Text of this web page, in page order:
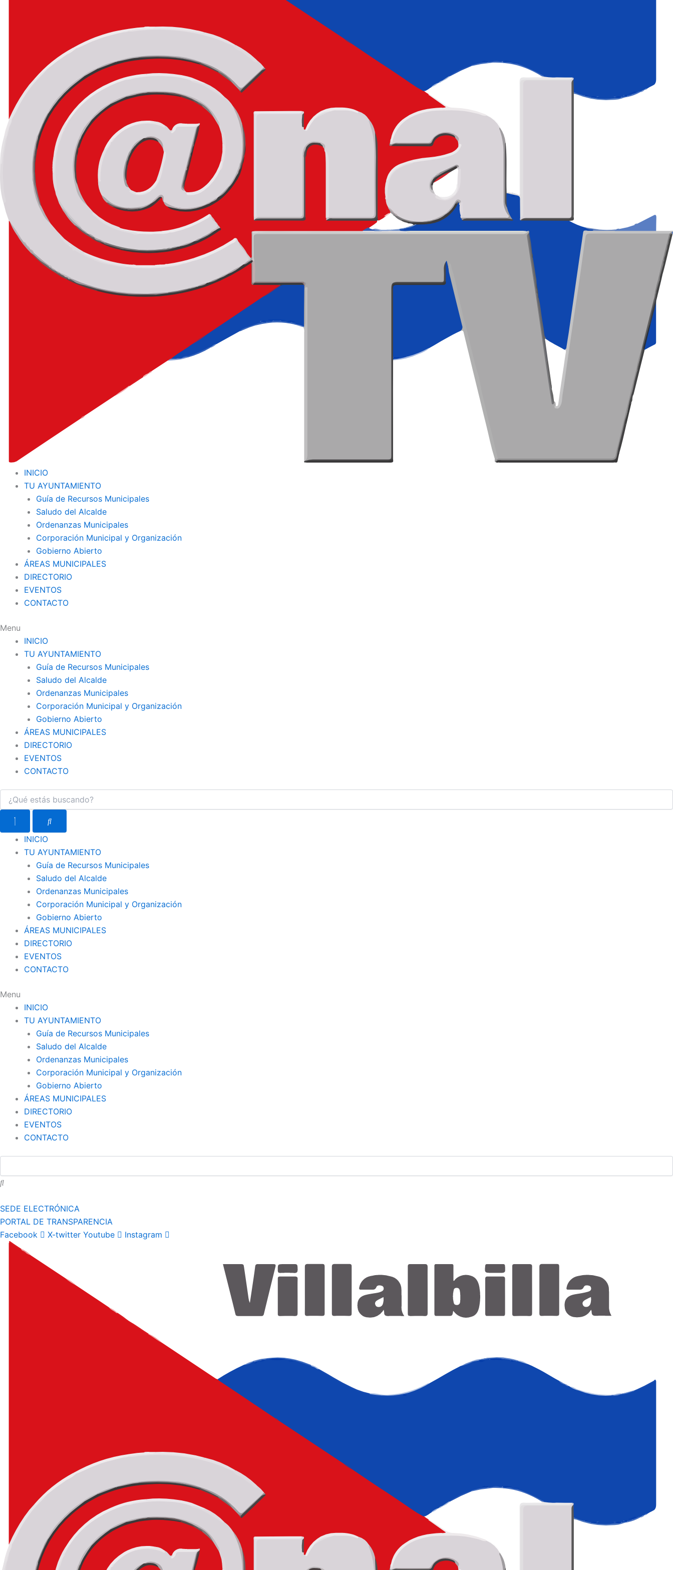
INICIO
TU AYUNTAMIENTO
Guía de Recursos Municipales
Saludo del Alcalde
Ordenanzas Municipales
Corporación Municipal y Organización
Gobierno Abierto
ÁREAS MUNICIPALES
DIRECTORIO
EVENTOS
CONTACTO
Menu
INICIO
TU AYUNTAMIENTO
Guía de Recursos Municipales
Saludo del Alcalde
Ordenanzas Municipales
Corporación Municipal y Organización
Gobierno Abierto
ÁREAS MUNICIPALES
DIRECTORIO
EVENTOS
CONTACTO
INICIO
TU AYUNTAMIENTO
Guía de Recursos Municipales
Saludo del Alcalde
Ordenanzas Municipales
Corporación Municipal y Organización
Gobierno Abierto
ÁREAS MUNICIPALES
DIRECTORIO
EVENTOS
CONTACTO
Menu
INICIO
TU AYUNTAMIENTO
Guía de Recursos Municipales
Saludo del Alcalde
Ordenanzas Municipales
Corporación Municipal y Organización
Gobierno Abierto
ÁREAS MUNICIPALES
DIRECTORIO
EVENTOS
CONTACTO
SEDE ELECTRÓNICA
PORTAL DE TRANSPARENCIA
Facebook
X-twitter Youtube Instagram